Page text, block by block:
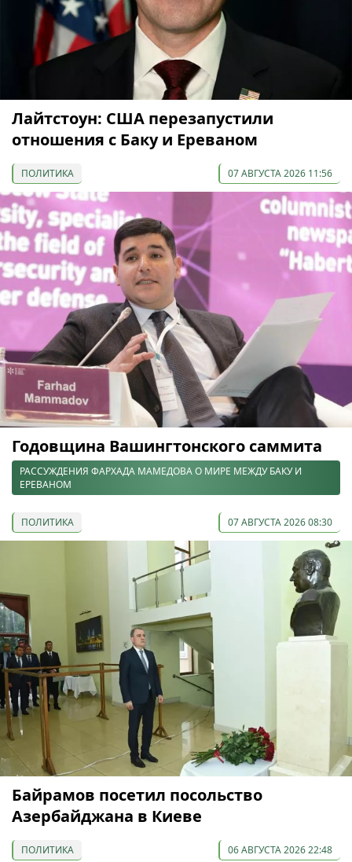
Лайтстоун: США перезапустили
отношения с Баку и Ереваном
ПОЛИТИКА 07 АВГУСТА 2026 11:56
Годовщина Вашингтонского саммита
РАССУЖДЕНИЯ ФАРХАДА МАМЕДОВА О МИРЕ МЕЖДУ БАКУ И
ЕРЕВАНОМ
ПОЛИТИКА 07 АВГУСТА 2026 08:30
Байрамов посетил посольство
Азербайджана в Киеве
ПОЛИТИКА 06 АВГУСТА 2026 22:48